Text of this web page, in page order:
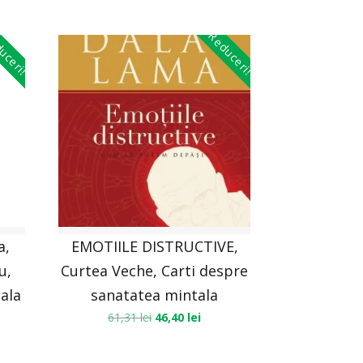
Reduceri!
EMOTIILE DISTRUCTIVE,
Curtea Veche, Carti despre
sanatatea mintala
61,31lei 46,40 lei